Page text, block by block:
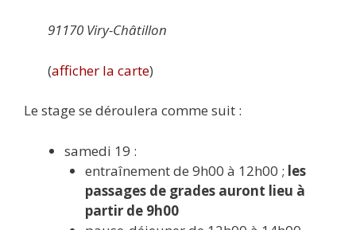
91170 Viry-Châtillon
(afficher la carte)
Le stage se déroulera comme suit :
samedi 19 :
entraînement de 9h00 à 12h00 ; les
passages de grades auront lieu à
partir de 9h00